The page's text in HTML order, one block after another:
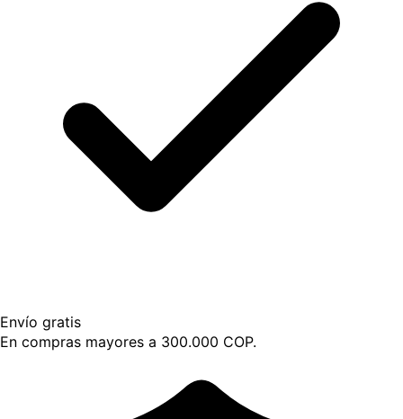
Envío gratis
En compras mayores a 300.000 COP.